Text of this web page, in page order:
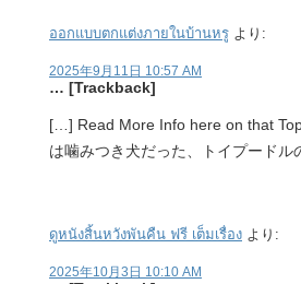
ออกแบบตกแต่งภายในบ้านหรู より:
2025年9月11日 10:57 AM
… [Trackback]
[…] Read More Info here on that
は噛みつき犬だった、トイプード
ดูหนังสิ้นหวังพันคืน ฟรี เต็มเรื่อง より:
2025年10月3日 10:10 AM